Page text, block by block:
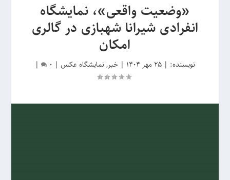
«وضعیت واقعی»، نمایشگاه
انفرادی شیرانا شهبازی در گالری
امکان
نویسنده: | 25 مهر 1404 | خبر,نمایشگاه عکس |
0
|